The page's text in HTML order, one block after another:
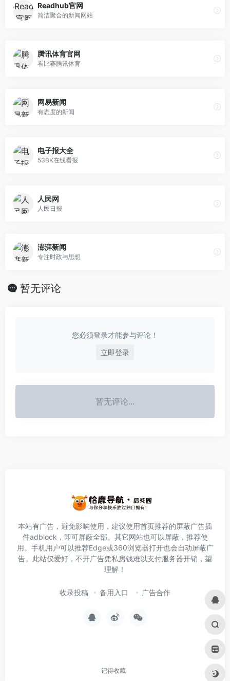
Readhub官网
简洁聚合的新闻网站
腾讯体育官网
看比赛腾讯体育
网易新闻
有态度的新闻
电子报大全
53BK在线看报
人民网
人民日报
澎湃新闻
专注时政与思想
暂无评论
您必须登录才能参与评论！
立即登录
暂无评论...
本站有广告，避免影响使用，建议使用首页推荐的屏蔽广告插
件adblock ，即可屏蔽全部。其它网站也可以屏蔽，推荐使
用。手机用户可以推荐Edge或360浏览器打开也会自动屏蔽广
告。此站仅爱好，不开广告凭私房钱难以支付服务器开销，望
理解！
收录投稿 备用入口 广告合作
记得收藏